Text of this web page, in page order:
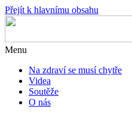
Přejít k hlavnímu obsahu
Menu
Na zdraví se musí chytře
Videa
Soutěže
O nás